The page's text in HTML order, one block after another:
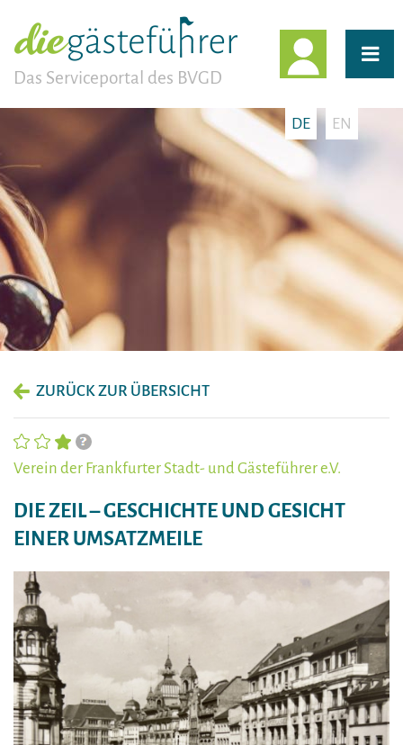
Das Serviceportal des BVGD
DE EN
ZURÜCK ZUR ÜBERSICHT
Verein der Frankfurter Stadt- und Gästeführer e.V.
DIE ZEIL – GESCHICHTE UND GESICHT
EINER UMSATZMEILE